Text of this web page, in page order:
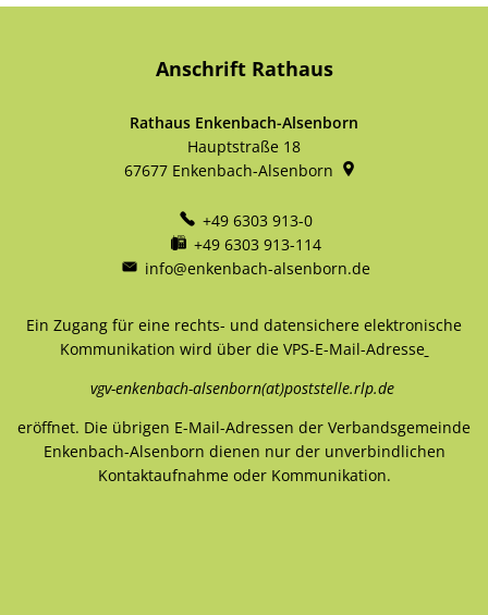
Anschrift Rathaus
Rathaus Enkenbach-Alsenborn
Hauptstraße 18
67677 Enkenbach-Alsenborn
+49 6303 913-0
+49 6303 913-114
info@enkenbach-alsenborn.de
Ein Zugang für eine rechts- und datensichere elektronische
Kommunikation wird über die VPS-E-Mail-Adresse
vgv-enkenbach-alsenborn(at)poststelle.rlp.de
eröffnet. Die übrigen E-Mail-Adressen der Verbandsgemeinde
Enkenbach-Alsenborn dienen nur der unverbindlichen
Kontaktaufnahme oder Kommunikation.